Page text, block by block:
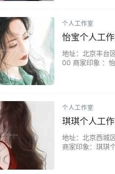
个人工作室
怡宝个人工
地址：北京丰台
00 商家印象 ：
个人工作室
琪琪个人工
地址：北京西城
商家印象：琪琪